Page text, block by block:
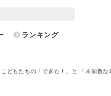
ランキング
もたちの「できた！」と 「未知数な